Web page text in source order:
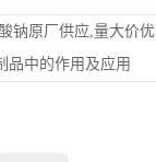
钠原厂供应,量大价优
品中的作用及应用